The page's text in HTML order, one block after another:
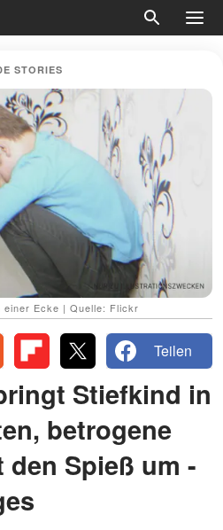
STORIES
Ecke | Quelle: Flickr
Teilen
Stiefkind in
betrogene
den Spieß um -